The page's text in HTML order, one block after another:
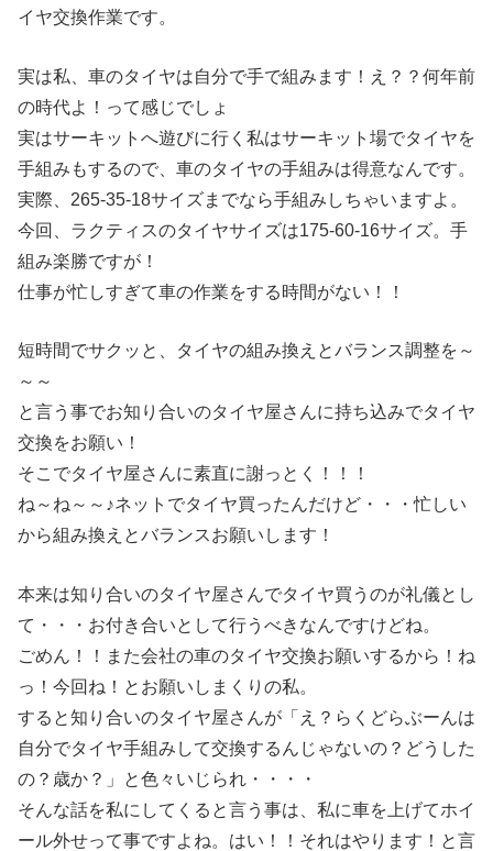
イヤ交換作業です。
実は私、車のタイヤは自分で手で組みます！え？？何年前
の時代よ！って感じでしょ
実はサーキットへ遊びに行く私はサーキット場でタイヤを
手組みもするので、車のタイヤの手組みは得意なんです。
実際、265-35-18サイズまでなら手組みしちゃいますよ。
今回、ラクティスのタイヤサイズは175-60-16サイズ。手
組み楽勝ですが！
仕事が忙しすぎて車の作業をする時間がない！！
短時間でサクッと、タイヤの組み換えとバランス調整を～
～～
と言う事でお知り合いのタイヤ屋さんに持ち込みでタイヤ
交換をお願い！
そこでタイヤ屋さんに素直に謝っとく！！！
ね～ね～～♪ネットでタイヤ買ったんだけど・・・忙しい
から組み換えとバランスお願いします！
本来は知り合いのタイヤ屋さんでタイヤ買うのが礼儀とし
て・・・お付き合いとして行うべきなんですけどね。
ごめん！！また会社の車のタイヤ交換お願いするから！ね
っ！今回ね！とお願いしまくりの私。
すると知り合いのタイヤ屋さんが「え？らくどらぶーんは
自分でタイヤ手組みして交換するんじゃないの？どうした
の？歳か？」と色々いじられ・・・・
そんな話を私にしてくると言う事は、私に車を上げてホイ
ール外せって事ですよね。はい！！それはやります！と言